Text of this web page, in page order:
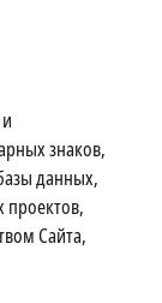
знаков,
данных,
проектов,
Сайта,